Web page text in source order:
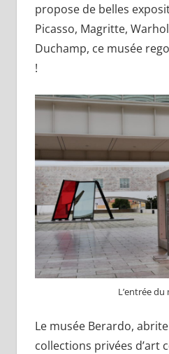
propose de belles
Picasso, Magritte,
Duchamp, ce musée
!
L’entrée du
Le musée Berardo,
collections privées d’art